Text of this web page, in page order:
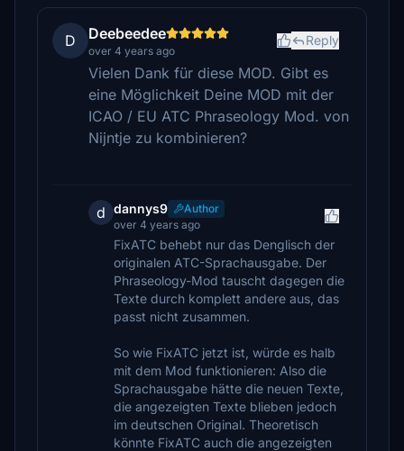
D Deebeedee
over 4 years ago
Reply
Vielen Dank für diese MOD. Gibt es
eine Möglichkeit Deine MOD mit der
ICAO / EU ATC Phraseology Mod. von
Nijntje zu kombinieren?
d dannys9
Author
over 4 years ago
FixATC behebt nur das Denglisch der
originalen ATC-Sprachausgabe. Der
Phraseology-Mod tauscht dagegen die
Texte durch komplett andere aus, das
passt nicht zusammen.
So wie FixATC jetzt ist, würde es halb
mit dem Mod funktionieren: Also die
Sprachausgabe hätte die neuen Texte,
die angezeigten Texte blieben jedoch
im deutschen Original. Theoretisch
könnte FixATC auch die angezeigten